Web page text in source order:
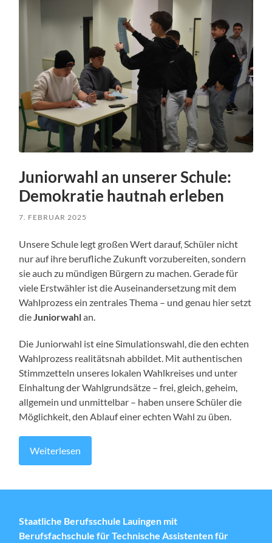
Juniorwahl an unserer Schule:
Demokratie hautnah erleben
7. FEBRUAR 2025
Unsere Schule legt großen Wert darauf, Schüler nicht
nur auf ihre berufliche Zukunft vorzubereiten, sondern
sie auch zu mündigen Bürgern zu machen. Gerade für
viele Erstwähler ist die Auseinandersetzung mit dem
Wahlprozess ein zentrales Thema – und genau hier setzt
die Juniorwahlan.
Die Juniorwahl ist eine Simulationswahl, die den echten
Wahlprozess realitätsnah abbildet. Mit authentischen
Stimmzetteln unseres lokalen Wahlkreises und unter
Einhaltung der Wahlgrundsätze – frei, gleich, geheim,
allgemein und unmittelbar – haben unsere Schüler die
Möglichkeit, den Ablauf einer echten Wahl zu üben.
Weiterlesen
Staatliche Berufsschule Lauingen mit
Berufsfachschule für Technische Assistenten für